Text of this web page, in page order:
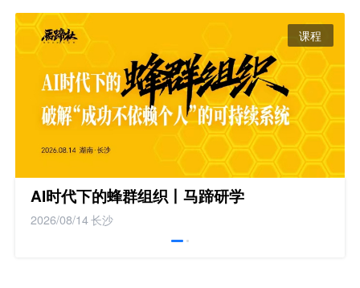
课程
AI时代下的蜂群组织丨马蹄研学
2026/08/14长沙